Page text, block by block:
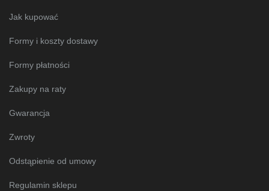
Jak kupować
Formy i koszty dostawy
Formy płatności
Zakupy na raty
Gwarancja
Zwroty
Odstąpienie od umowy
Regulamin sklepu